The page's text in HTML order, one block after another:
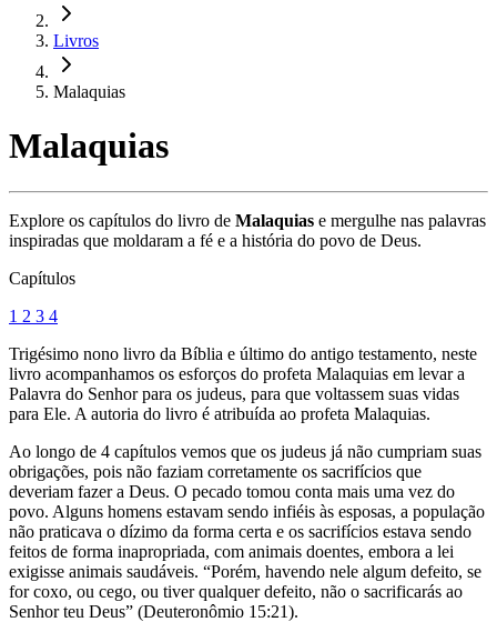
Livros
Malaquias
Malaquias
Explore os capítulos do livro de Malaquias e mergulhe nas palavras
inspiradas que moldaram a fé e a história do povo de Deus.
Capítulos
1 2 3 4
Trigésimo nono livro da Bíblia e último do antigo testamento, neste
livro acompanhamos os esforços do profeta Malaquias em levar a
Palavra do Senhor para os judeus, para que voltassem suas vidas
para Ele. A autoria do livro é atribuída ao profeta Malaquias.
Ao longo de 4 capítulos vemos que os judeus já não cumpriam suas
obrigações, pois não faziam corretamente os sacrifícios que
deveriam fazer a Deus. O pecado tomou conta mais uma vez do
povo. Alguns homens estavam sendo infiéis às esposas, a população
não praticava o dízimo da forma certa e os sacrifícios estava sendo
feitos de forma inapropriada, com animais doentes, embora a lei
exigisse animais saudáveis. “Porém, havendo nele algum defeito, se
for coxo, ou cego, ou tiver qualquer defeito, não o sacrificarás ao
Senhor teu Deus” (Deuteronômio 15:21).